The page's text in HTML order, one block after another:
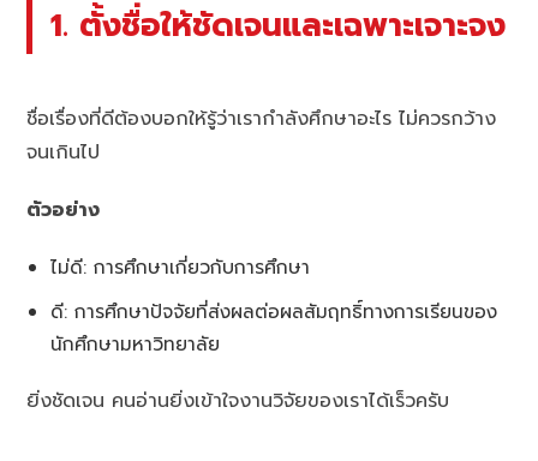
1. ตั้งชื่อให้ชัดเจนและเฉพาะเจาะจง
ชื่อเรื่องที่ดีต้องบอกให้รู้ว่าเรากำลังศึกษาอะไร ไม่ควรกว้าง
จนเกินไป
ตัวอย่าง
ไม่ดี: การศึกษาเกี่ยวกับการศึกษา
ดี: การศึกษาปัจจัยที่ส่งผลต่อผลสัมฤทธิ์ทางการเรียนของ
นักศึกษามหาวิทยาลัย
ยิ่งชัดเจน คนอ่านยิ่งเข้าใจงานวิจัยของเราได้เร็วครับ